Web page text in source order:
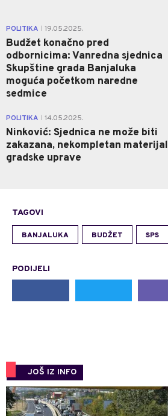
POLITIKA 19.05.2025.
Budžet konačno pred
odbornicima: Vanredna sjednica
Skupštine grada Banjaluka
moguća početkom naredne
sedmice
POLITIKA 14.05.2025.
Ninković: Sjednica ne može biti
zakazana, nekompletan materijal
gradske uprave
TAGOVI
BANJALUKA BUDŽET SPS
PODIJELI
JOŠ IZ INFO